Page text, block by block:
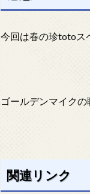
今回は春の珍totoス
ゴールデンマイク
関連リンク